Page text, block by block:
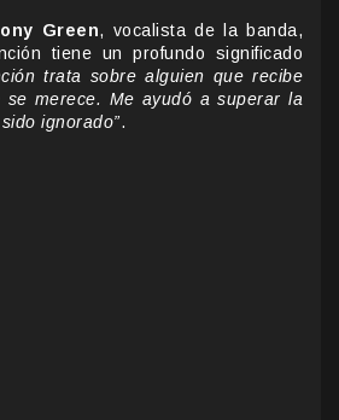
Green, vocalista de la banda,
tiene un profundo significado
trata sobre alguien que recibe
se merece. Me ayudó a superar la
ignorado”.